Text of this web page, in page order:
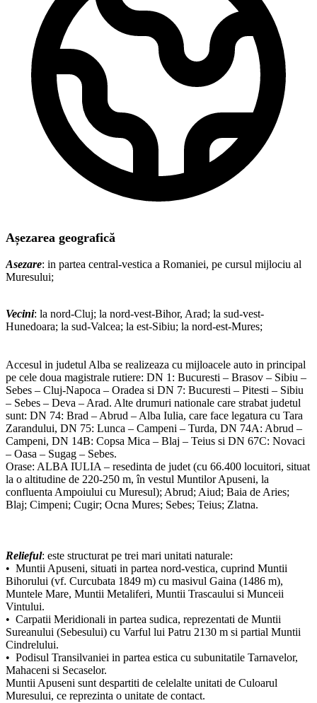
Așezarea geografică
Asezare: in partea central-vestica a Romaniei, pe cursul mijlociu al
Muresului;
Vecini: la nord-Cluj; la nord-vest-Bihor, Arad; la sud-vest-
Hunedoara; la sud-Valcea; la est-Sibiu; la nord-est-Mures;
Accesul in judetul Alba se realizeaza cu mijloacele auto in principal
pe cele doua magistrale rutiere: DN 1: Bucuresti – Brasov – Sibiu –
Sebes – Cluj-Napoca – Oradea si DN 7: Bucuresti – Pitesti – Sibiu
– Sebes – Deva – Arad. Alte drumuri nationale care strabat judetul
sunt: DN 74: Brad – Abrud – Alba Iulia, care face legatura cu Tara
Zarandului, DN 75: Lunca – Campeni – Turda, DN 74A: Abrud –
Campeni, DN 14B: Copsa Mica – Blaj – Teius si DN 67C: Novaci
– Oasa – Sugag – Sebes.
Orase: ALBA IULIA – resedinta de judet (cu 66.400 locuitori, situat
la o altitudine de 220-250 m, în vestul Muntilor Apuseni, la
confluenta Ampoiului cu Muresul); Abrud; Aiud; Baia de Aries;
Blaj; Cimpeni; Cugir; Ocna Mures; Sebes; Teius; Zlatna.
Relieful: este structurat pe trei mari unitati naturale:
• Muntii Apuseni, situati in partea nord-vestica, cuprind Muntii
Bihorului (vf. Curcubata 1849 m) cu masivul Gaina (1486 m),
Muntele Mare, Muntii Metaliferi, Muntii Trascaului si Munceii
Vintului.
• Carpatii Meridionali in partea sudica, reprezentati de Muntii
Sureanului (Sebesului) cu Varful lui Patru 2130 m si partial Muntii
Cindrelului.
• Podisul Transilvaniei in partea estica cu subunitatile Tarnavelor,
Mahaceni si Secaselor.
Muntii Apuseni sunt despartiti de celelalte unitati de Culoarul
Muresului, ce reprezinta o unitate de contact.